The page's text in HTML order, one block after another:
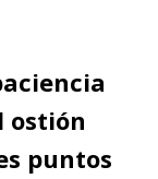
ostión
puntos